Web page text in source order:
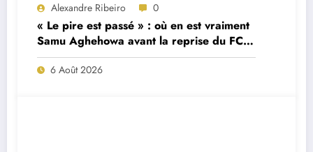
Alexandre Ribeiro 0
« Le pire est passé » : où en est vraiment
Samu Aghehowa avant la reprise du FC
Porto ?
6 Août 2026